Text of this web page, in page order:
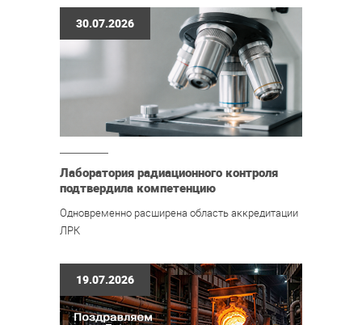
30.07.2026
Лаборатория радиационного контроля
подтвердила компетенцию
Одновременно расширена область аккредитации
ЛРК
19.07.2026